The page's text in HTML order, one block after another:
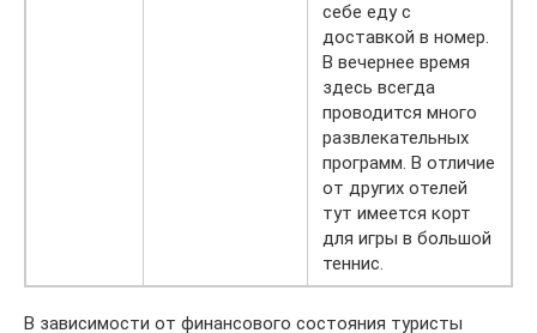
себе еду с
доставкой в номер.
В вечернее время
здесь всегда
проводится много
развлекательных
программ. В отличие
от других отелей
тут имеется корт
для игры в большой
теннис.
В зависимости от финансового состояния туристы